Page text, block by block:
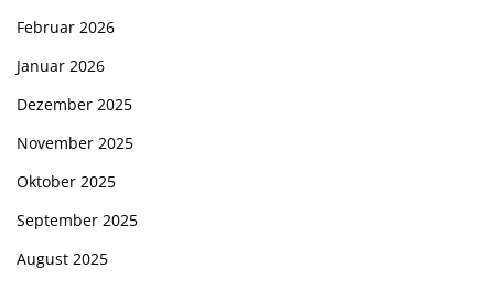
Februar 2026
Januar 2026
Dezember 2025
November 2025
Oktober 2025
September 2025
August 2025